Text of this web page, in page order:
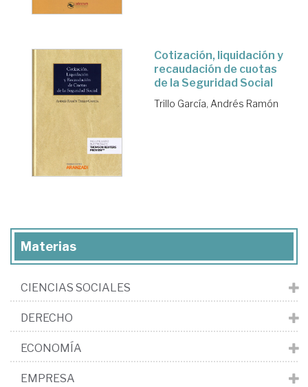
Cotización, liquidación y
recaudación de cuotas
de la Seguridad Social
Trillo García, Andrés Ramón
Materias
CIENCIAS SOCIALES
DERECHO
ECONOMÍA
EMPRESA